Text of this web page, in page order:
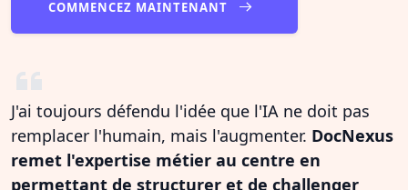
COMMENCEZ MAINTENANT
J'ai toujours défendu l'idée que l'IA ne doit pas
remplacer l'humain, mais l'augmenter. DocNexus
remet l'expertise métier au centre en
permettant de structurer et de challenger